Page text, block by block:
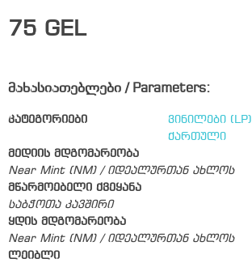
75 GEL
მახასიათებლები / Parameters:
კატეგორიები ვინილები (LP)
ქართული
მედიის მდგომარეობა
Near Mint (NM) / იდეალურთან ახლოს
მწარმოებელი ქვეყანა
საბჭოთა კავშირი
ყდის მდგომარეობა
Near Mint (NM) / იდეალურთან ახლოს
ლეიბლი